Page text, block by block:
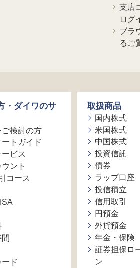
支店
ログ
ブラ
るご
・ダイワのサ
ご検討の方
トガイド
ビス
ント
コース
ド
取扱商品
国内株式
米国株式
中国株式
投資信託
債券
ラップ口座
投信積立
信用取引
円預金
外貨預金
年金・保険
証券担保ロ
ン